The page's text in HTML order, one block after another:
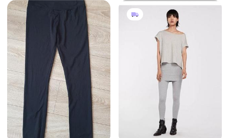
165 грн 2
185 грн -11%
L
Легінси terro raffi від